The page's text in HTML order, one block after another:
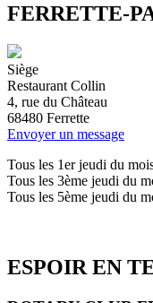
FERRETTE-
Siège
Restaurant Collin
4, rue du Château
68480 Ferrette
Envoyer un message
Tous les 1er jeudi du
Tous les 3ème jeudi du
Tous les 5ème jeudi du
ESPOIR EN